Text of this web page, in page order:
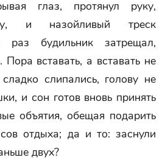
глаз, протянул руку,
и назойливый треск
раз будильник затрещал,
Пора вставать, а вставать не
слипались, голову не
и сон готов вновь принять
объятия, обещая подарить
отдыха; да и то: заснули
двух?